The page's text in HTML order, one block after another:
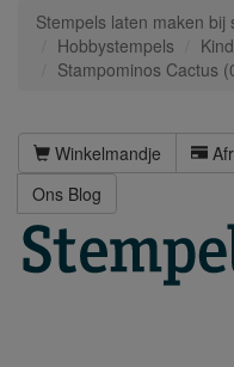
Stempels laten maken bij
Hobbystempels
Stampominos Cactus
Winkelmandje
Ons Blog